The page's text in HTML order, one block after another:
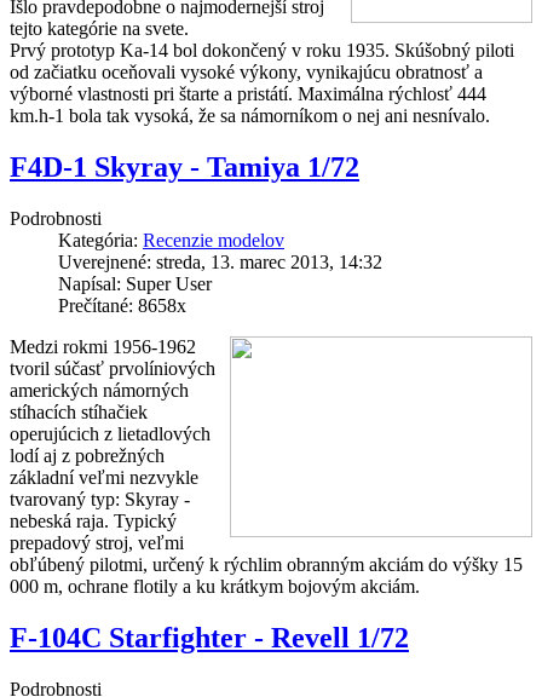
Išlo pravdepodobne o najmodernejší stroj
tejto kategórie na svete.
Prvý prototyp Ka-14 bol dokončený v roku 1935. Skúšobný piloti
od začiatku oceňovali vysoké výkony, vynikajúcu obratnosť a
výborné vlastnosti pri štarte a pristátí. Maximálna rýchlosť 444
km.h-1 bola tak vysoká, že sa námorníkom o nej ani nesnívalo.
F4D-1 Skyray - Tamiya 1/72
Podrobnosti
Kategória: Recenzie modelov
Uverejnené: streda, 13. marec 2013, 14:32
Napísal: Super User
Prečítané: 8658x
Medzi rokmi 1956-1962
tvoril súčasť prvolíniových
amerických námorných
stíhacích stíhačiek
operujúcich z lietadlových
lodí aj z pobrežných
základní veľmi nezvykle
tvarovaný typ: Skyray -
nebeská raja. Typický
prepadový stroj, veľmi
obľúbený pilotmi, určený k rýchlim obranným akciám do výšky 15
000 m, ochrane flotily a ku krátkym bojovým akciám.
F-104C Starfighter - Revell 1/72
Podrobnosti